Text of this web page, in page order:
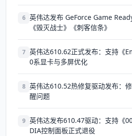
6 英伟达发布 GeForce Game
《毁灭战士》《刺客信条》
7 英伟达610.62正式发布：支持《
0系显卡与多屏优化
8 英伟达610.52热修复驱动发布：
醒问题
9 英伟达发布610.47驱动：支持《
DIA控制面板正式退役